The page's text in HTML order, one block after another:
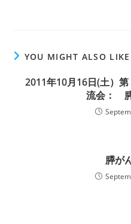
YOU MIGHT ALSO LIKE
2011年10月16日(土）
流会：
膵が